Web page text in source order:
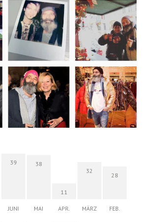
39
JUNI
38
MAI
11
APR.
32
MÄRZ
28
FEB.